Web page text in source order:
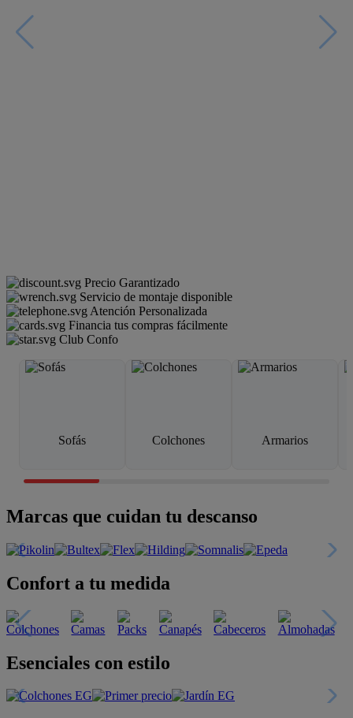
Precio Garantizado
Servicio de montaje disponible
Atención Personalizada
Financia tus compras fácilmente
Club Confo
Sofás Colchones Armarios
Marcas que cuidan tu descanso
Confort a tu medida
Esenciales con estilo